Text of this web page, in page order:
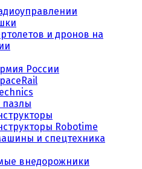
и дронов на
России
пазлы
Robotime
и спецтехника
внедорожники